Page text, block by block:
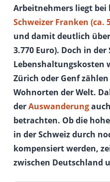
Arbeitnehmers liegt bei
Schweizer Franken (ca.
und damit deutlich
3.770 Euro). Doch in
Lebenshaltungskosten
Zürich oder Genf
Wohnorten der Welt.
derAuswanderung
betrachten. Ob die
in der Schweiz durch
kompensiert werden,
zwischen Deutschland